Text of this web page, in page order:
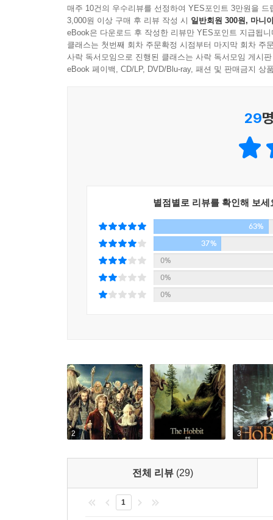
매주 10건의 우수리뷰를 선정하여 YES포인트 3만원을 드
3,000원 이상 구매 후 리뷰 작성 시 일반회원 300원, 마니
eBook은 다운로드 후 작성한 리뷰만 YES포인트 지급됩니
클래스는 첫번째 회차 주문확정 시점부터 마지막 회차 주
사락 독서모임으로 진행된 클래스는 사락 독서모임 게시
eBook 페이백, CD/LP, DVD/Blu-ray, 패션 및 판매금지 상
29
별점별로 리뷰를 확인해 보세
63%
37%
0%
0%
0%
2 3
전체 리뷰 (29)
1